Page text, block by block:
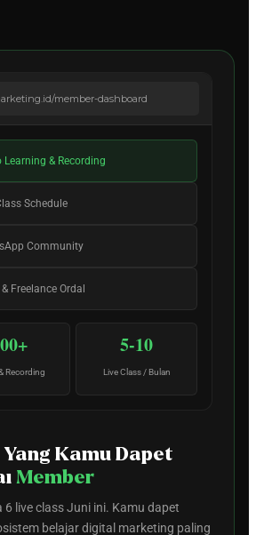
member-dashboard
Learning & Recording
Schedule
Community
Freelance Ordal
Recording
5-10
Live Class / Bulan
Kamu Dapet
Member
6 live class Juni ini. Kamu dapet
belajar digital marketing paling